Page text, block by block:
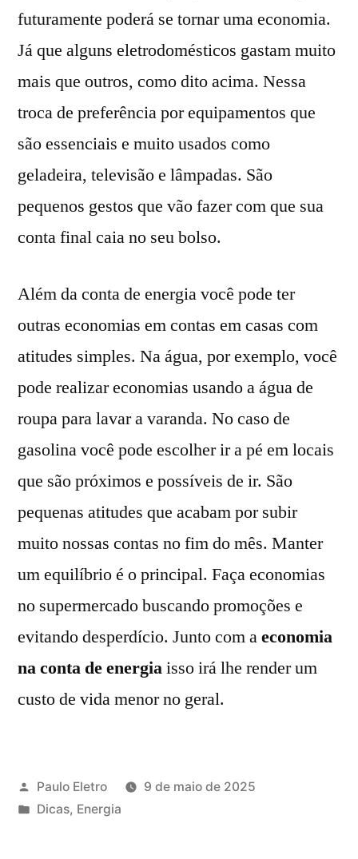
futuramente poderá se tornar uma economia.
Já que alguns eletrodomésticos gastam muito
mais que outros, como dito acima. Nessa
troca de preferência por equipamentos que
são essenciais e muito usados como
geladeira, televisão e lâmpadas. São
pequenos gestos que vão fazer com que sua
conta final caia no seu bolso.
Além da conta de energia você pode ter
outras economias em contas em casas com
atitudes simples. Na água, por exemplo, você
pode realizar economias usando a água de
roupa para lavar a varanda. No caso de
gasolina você pode escolher ir a pé em locais
que são próximos e possíveis de ir. São
pequenas atitudes que acabam por subir
muito nossas contas no fim do mês. Manter
um equilíbrio é o principal. Faça economias
no supermercado buscando promoções e
evitando desperdício. Junto com aeconomia
na conta de energiaisso irá lhe render um
custo de vida menor no geral.
Publicado
por
Paulo Eletro
9 de maio de 2025
Publicado
Dicas, Energia